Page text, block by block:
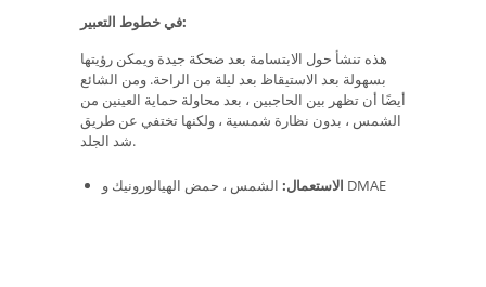
في خطوط التعبير:
هذه تنشأ حول الابتسامة بعد ضحكة جيدة ويمكن رؤيتها
بسهولة بعد الاستيقاظ بعد ليلة من الراحة. ومن الشائع
أيضًا أن تظهر بين الحاجبين ، بعد محاولة حماية العينين من
الشمس ، بدون نظارة شمسية ، ولكنها تختفي عن طريق
شد الجلد.
الاستعمال: الشمس ، حمض الهيالورونيك و DMAE